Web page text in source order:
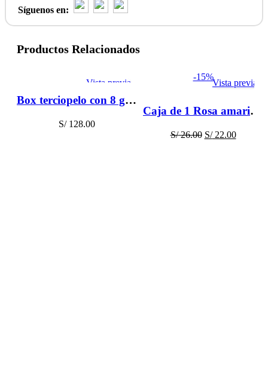
Síguenos en:
Productos Relacionados
Vista previa
Box terciopelo con 8 girasoles – flores amarillas – Box puede variar según stock
S/128.00
-15%
Vista previa
Caja de 1 Rosa amarilla – flores amarillas
S/26.00 El
S/22.00El